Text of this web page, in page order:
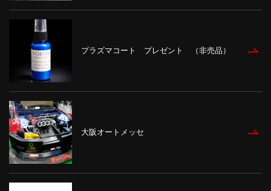
プラズマコート プレゼント （非売品）
大阪オートメッセ